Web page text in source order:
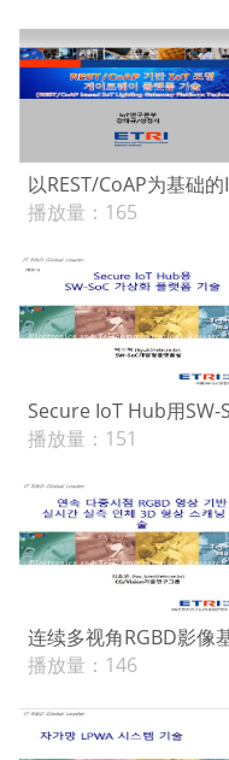
播放量： 165
播放量： 151
播放量： 146